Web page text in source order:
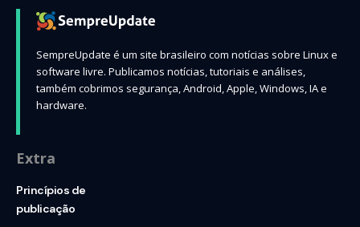
SempreUpdate é um site brasileiro com notícias sobre Linux e
software livre. Publicamos notícias, tutoriais e análises,
também cobrimos segurança, Android, Apple, Windows, IA e
hardware.
Extra
Princípios de
publicação